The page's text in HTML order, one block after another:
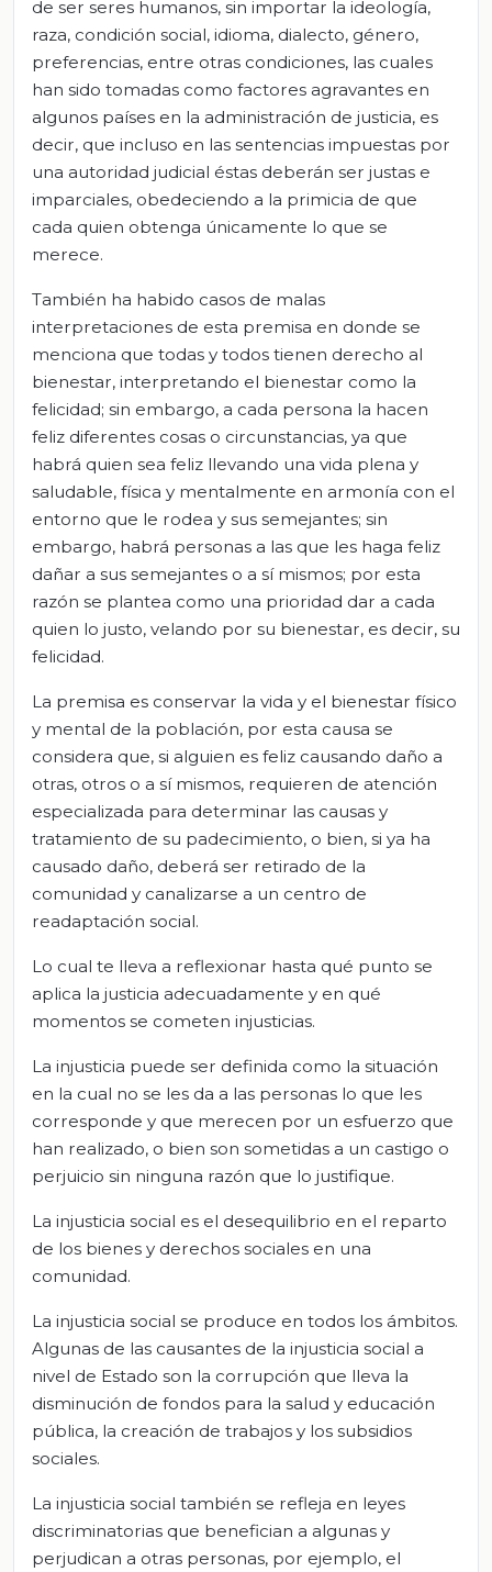
de ser seres humanos, sin importar la ideología,
raza, condición social, idioma, dialecto, género,
preferencias, entre otras condiciones, las cuales
han sido tomadas como factores agravantes en
algunos países en la administración de justicia, es
decir, que incluso en las sentencias impuestas por
una autoridad judicial éstas deberán ser justas e
imparciales, obedeciendo a la primicia de que
cada quien obtenga únicamente lo que se
merece.
También ha habido casos de malas
interpretaciones de esta premisa en donde se
menciona que todas y todos tienen derecho al
bienestar, interpretando el bienestar como la
felicidad; sin embargo, a cada persona la hacen
feliz diferentes cosas o circunstancias, ya que
habrá quien sea feliz llevando una vida plena y
saludable, física y mentalmente en armonía con el
entorno que le rodea y sus semejantes; sin
embargo, habrá personas a las que les haga feliz
dañar a sus semejantes o a sí mismos; por esta
razón se plantea como una prioridad dar a cada
quien lo justo, velando por su bienestar, es decir, su
felicidad.
La premisa es conservar la vida y el bienestar físico
y mental de la población, por esta causa se
considera que, si alguien es feliz causando daño a
otras, otros o a sí mismos, requieren de atención
especializada para determinar las causas y
tratamiento de su padecimiento, o bien, si ya ha
causado daño, deberá ser retirado de la
comunidad y canalizarse a un centro de
readaptación social.
Lo cual te lleva a reflexionar hasta qué punto se
aplica la justicia adecuadamente y en qué
momentos se cometen injusticias.
La injusticia puede ser definida como la situación
en la cual no se les da a las personas lo que les
corresponde y que merecen por un esfuerzo que
han realizado, o bien son sometidas a un castigo o
perjuicio sin ninguna razón que lo justifique.
La injusticia social es el desequilibrio en el reparto
de los bienes y derechos sociales en una
comunidad.
La injusticia social se produce en todos los ámbitos.
Algunas de las causantes de la injusticia social a
nivel de Estado son la corrupción que lleva la
disminución de fondos para la salud y educación
pública, la creación de trabajos y los subsidios
sociales.
La injusticia social también se refleja en leyes
discriminatorias que benefician a algunas y
perjudican a otras personas, por ejemplo, el